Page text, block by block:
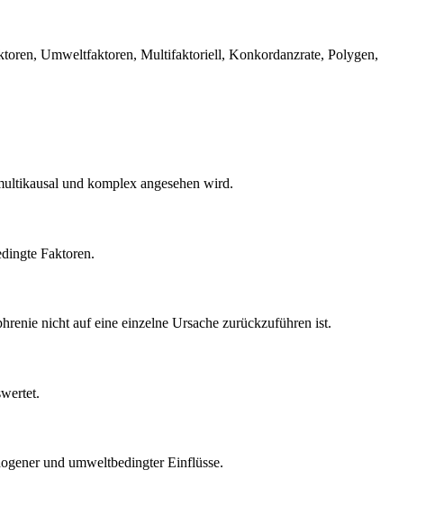
Umweltfaktoren, Multifaktoriell, Konkordanzrate, Polygen,
und komplex angesehen wird.
Faktoren.
nicht auf eine einzelne Ursache zurückzuführen ist.
und umweltbedingter Einflüsse.